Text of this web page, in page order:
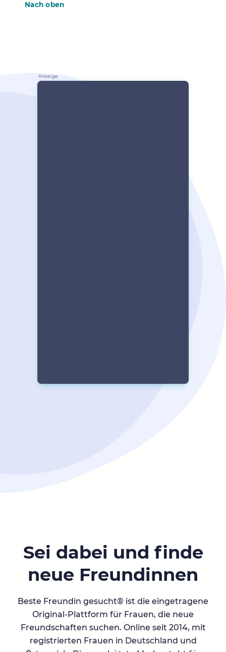
Nach oben
Sei dabei und finde
neue Freundinnen
Beste Freundin gesucht® ist die eingetragene
Original-Plattform für Frauen, die neue
Freundschaften suchen. Online seit 2014, mit
registrierten Frauen in Deutschland und